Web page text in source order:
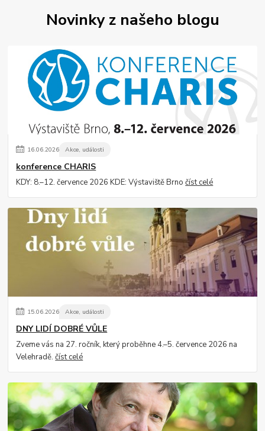
Novinky z našeho blogu
16.06.2026 Akce, události
konference CHARIS
KDY: 8.–12. července 2026 KDE: Výstaviště Brnočíst celé
15.06.2026 Akce, události
DNY LIDÍ DOBRÉ VŮLE
Zveme vás na 27. ročník, který proběhne 4.–5. července 2026 na
Velehradě.číst celé